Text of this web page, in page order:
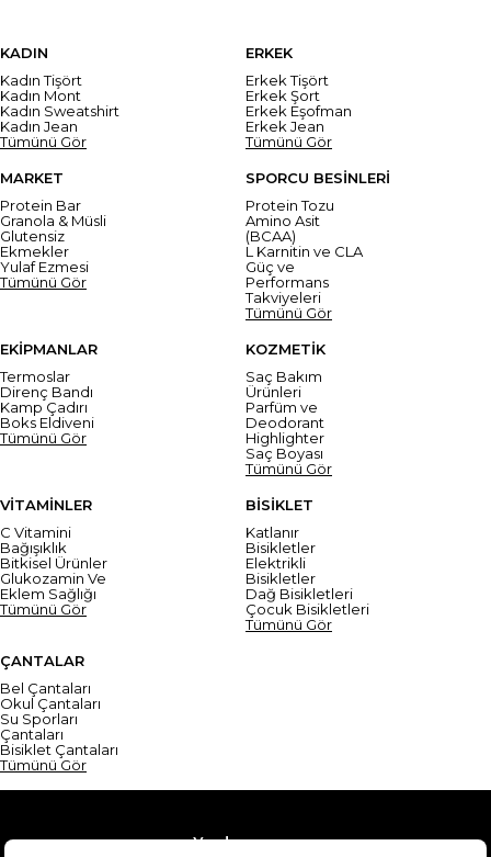
KADIN
Kadın Tişört
Kadın Mont
Kadın Sweatshirt
Kadın Jean
Tümünü Gör
ERKEK
Erkek Tişört
Erkek Şort
Erkek Eşofman
Erkek Jean
Tümünü Gör
MARKET
Protein Bar
Granola & Müsli
Glutensiz
Ekmekler
Yulaf Ezmesi
Tümünü Gör
SPORCU BESİNLERİ
Protein Tozu
Amino Asit
(BCAA)
L Karnitin ve CLA
Güç ve
Performans
Takviyeleri
Tümünü Gör
EKİPMANLAR
Termoslar
Direnç Bandı
Kamp Çadırı
Boks Eldiveni
Tümünü Gör
KOZMETİK
Saç Bakım
Ürünleri
Parfüm ve
Deodorant
Highlighter
Saç Boyası
Tümünü Gör
VİTAMİNLER
C Vitamini
Bağışıklık
Bitkisel Ürünler
Glukozamin Ve
Eklem Sağlığı
Tümünü Gör
BİSİKLET
Katlanır
Bisikletler
Elektrikli
Bisikletler
Dağ Bisikletleri
Çocuk Bisikletleri
Tümünü Gör
ÇANTALAR
Bel Çantaları
Okul Çantaları
Su Sporları
Çantaları
Bisiklet Çantaları
Tümünü Gör
Yardım